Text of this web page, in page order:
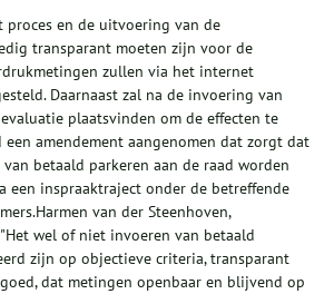
proces en de uitvoering van de
transparant moeten zijn voor de
zullen via het internet
Daarnaast zal na de invoering van
plaatsvinden om de effecten te
een amendement aangenomen dat zorgt dat
betaald parkeren aan de raad worden
een inspraaktraject onder de betreffende
van der Steenhoven,
wel of niet invoeren van betaald
zijn op objectieve criteria, transparant
dat metingen openbaar en blijvend op